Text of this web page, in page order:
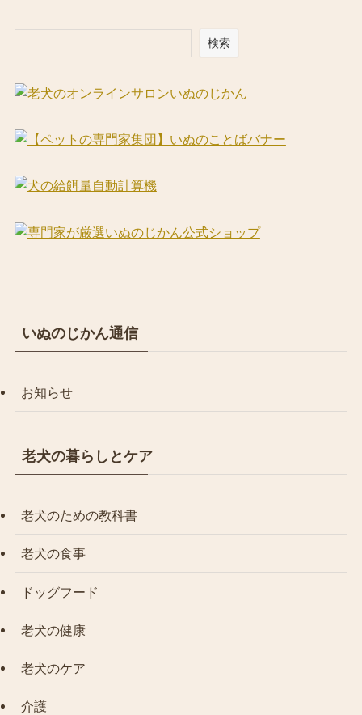
検索
いぬのじかん通信
お知らせ
老犬の暮らしとケア
老犬のための教科書
老犬の食事
ドッグフード
老犬の健康
老犬のケア
介護